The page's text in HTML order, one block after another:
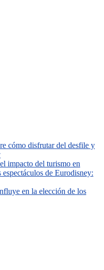
cómo disfrutar del desfile y
impacto del turismo en
de Eurodisney:
en la elección de los